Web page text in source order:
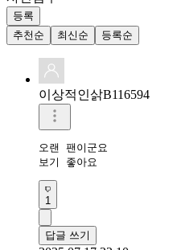
등록
추천순
최신순 등록순
이상적인삵B116594
오랜 팬이군요
보기 좋아요
1
답글 쓰기